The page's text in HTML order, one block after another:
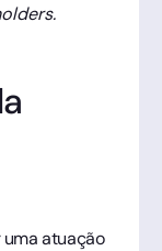
atuação